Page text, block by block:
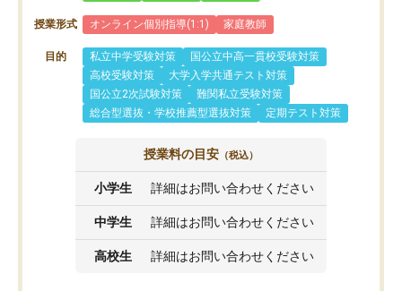
授業形式 オンライン個別指導(1:1) 家庭教師
目的 私立中学受験対策
国公立中高一貫校受験対策
高校受験対策
大学入学共通テスト対策
国公立2次試験対策
難関私立受験対策
総合型選抜・学校推薦型選抜対策
定期テスト対策
授業料の目安 （税込）
小学生 詳細はお問い合わせください
中学生 詳細はお問い合わせください
高校生 詳細はお問い合わせください